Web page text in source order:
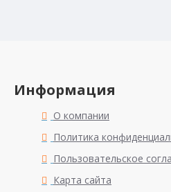
Информация
О компании
Политика
Пользовательское
Карта сайта